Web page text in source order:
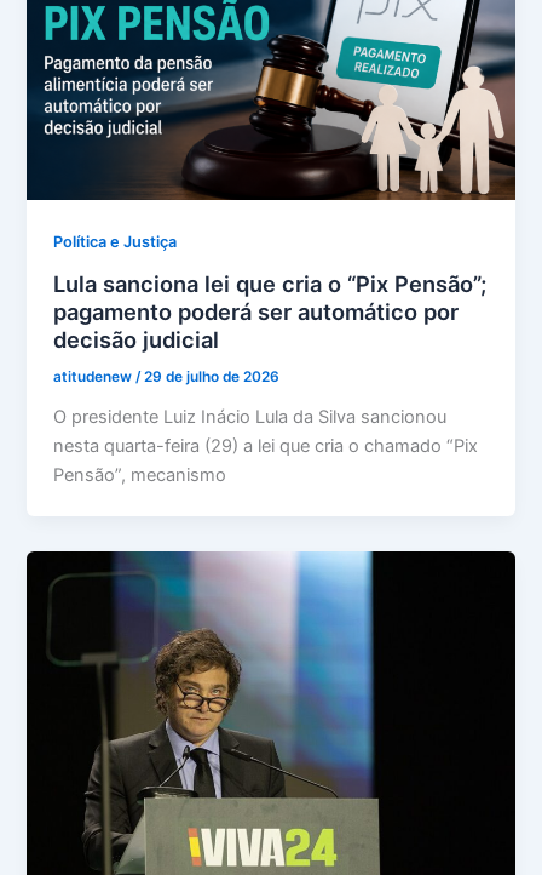
Política e Justiça
Lula sanciona lei que cria o “Pix Pensão”;
pagamento poderá ser automático por
decisão judicial
atitudenew/29 de julho de 2026
O presidente Luiz Inácio Lula da Silva sancionou
nesta quarta-feira (29) a lei que cria o chamado “Pix
Pensão”, mecanismo